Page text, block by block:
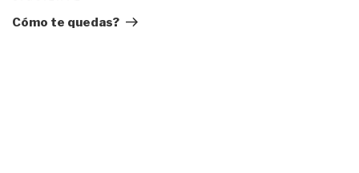
entrada
Cómo te quedas?